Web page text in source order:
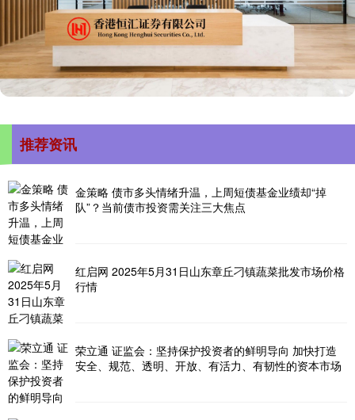
推荐资讯
金策略 债市多头情绪升温，上周短债基金业绩却“掉
队”？当前债市投资需关注三大焦点
红启网 2025年5月31日山东章丘刁镇蔬菜批发市场价格
行情
荣立通 证监会：坚持保护投资者的鲜明导向 加快打造
安全、规范、透明、开放、有活力、有韧性的资本市场